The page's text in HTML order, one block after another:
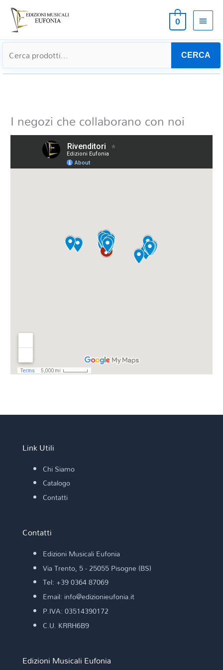
0
CERCA
I negozi che collaborano con noi
Link Utili
Chi Siamo
Catalogo
Contatti
Contatti
Edizioni Musicali Eufonia
Via Trento, 5 - 25055 Pisogne (BS)
Tel: +39 0364 87069
Email: info@edizionieufonia.it
P.IVA: 03514390172
C.U. KRRH6B9
Edizioni Musicali Eufonia